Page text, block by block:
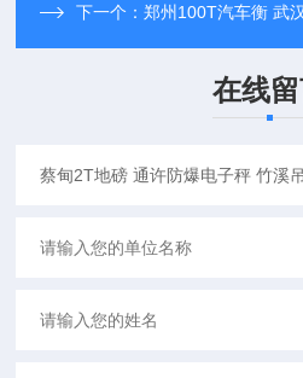
下一个：郑州100T汽车衡 武
在线